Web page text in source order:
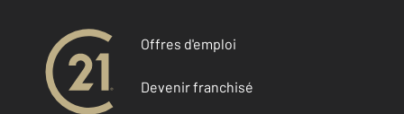
Offres d'emploi
Devenir franchisé